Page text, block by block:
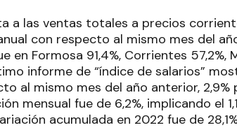
a las ventas totales a precios
con respecto al mismo mes del
en Formosa 91,4%, Corrientes 57,2%,
informe de “índice de salarios”
al mismo mes del año anterior, 2,9%
mensual fue de 6,2%, implicando el
acumulada en 2022 fue de